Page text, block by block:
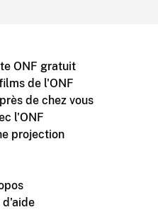
ONF gratuit
de l'ONF
de chez vous
l'ONF
projection
d'aide